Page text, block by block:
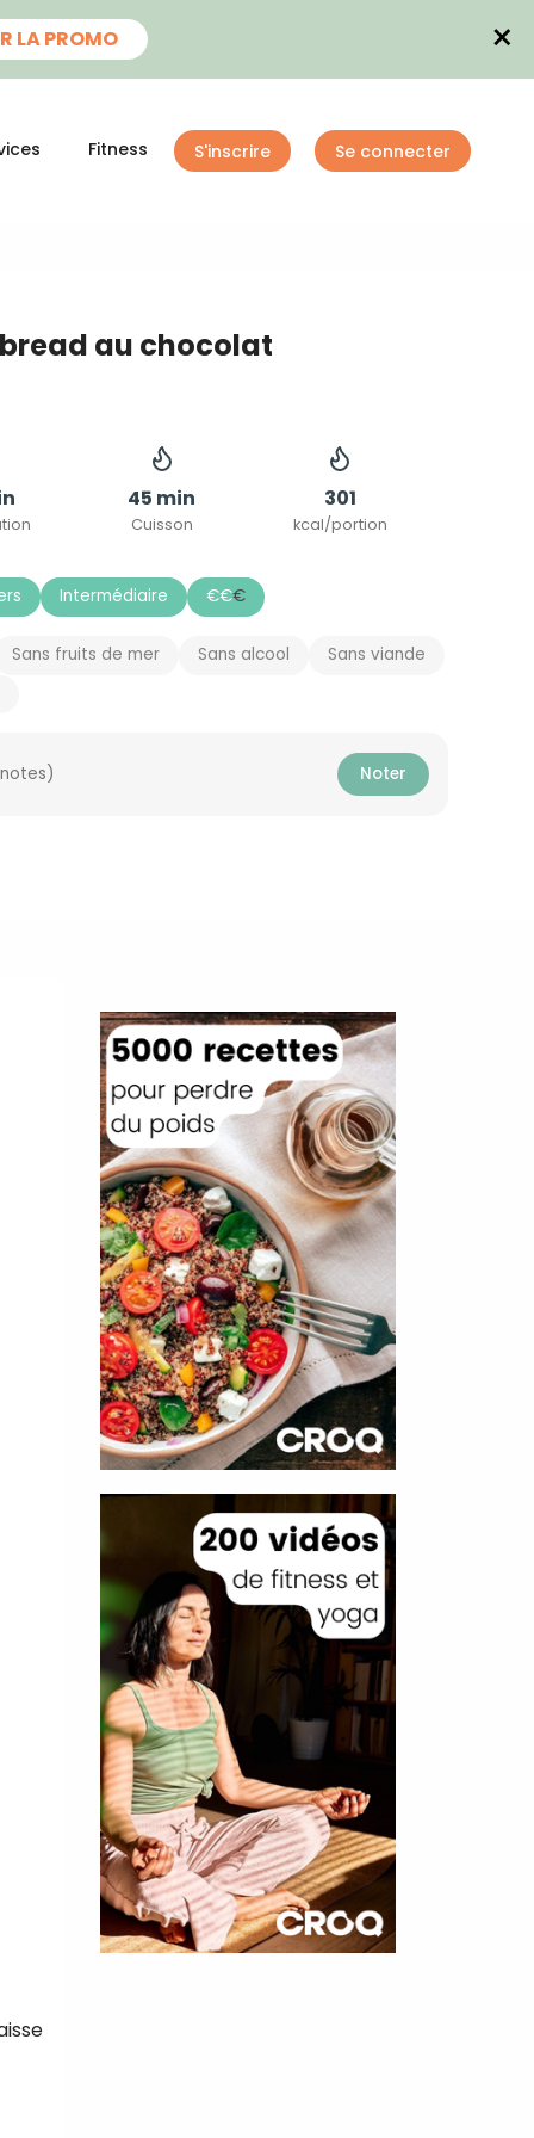
LA PROMO ×
Fitness S'inscrire Se connecter
au chocolat
45 min
Cuisson
301
kcal/portion
Intermédiaire €€€
Sans fruits de mer Sans alcool
Sans viande
Noter
×